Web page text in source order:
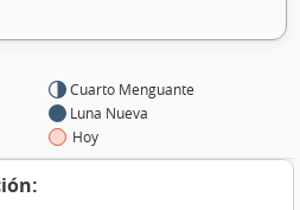
Cuarto Menguante
Luna Nueva
Hoy